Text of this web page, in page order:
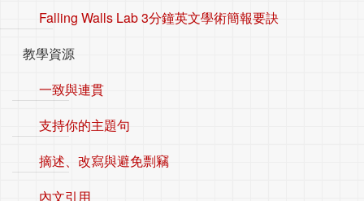
Falling Walls Lab 3分鐘英文學術簡報要訣
教學資源
一致與連貫
支持你的主題句
摘述、改寫與避免剽竊
內文引用